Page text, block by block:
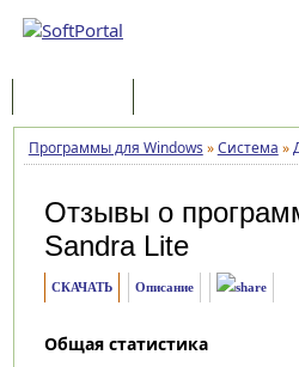
Программы для Windows »Система »
Отзывы о
Sandra Lite
СКАЧАТЬ Описание
Общая статистика